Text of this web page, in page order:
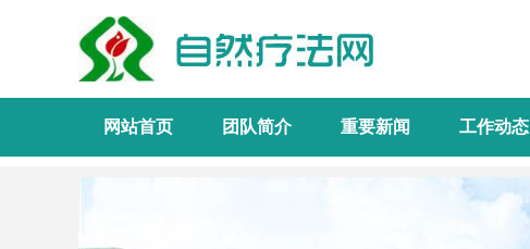
网站首页 团队简介 重要新闻 工作动态